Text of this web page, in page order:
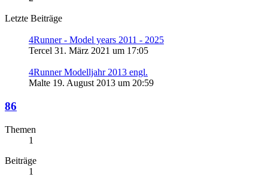
Letzte Beiträge
4Runner - Model years 2011 - 2025
Tercel 31. März 2021 um 17:05
4Runner Modelljahr 2013 engl.
Malte 19. August 2013 um 20:59
86
Themen
1
Beiträge
1